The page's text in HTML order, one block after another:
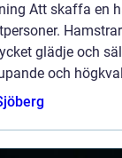
Att skaffa en
glädje och
och